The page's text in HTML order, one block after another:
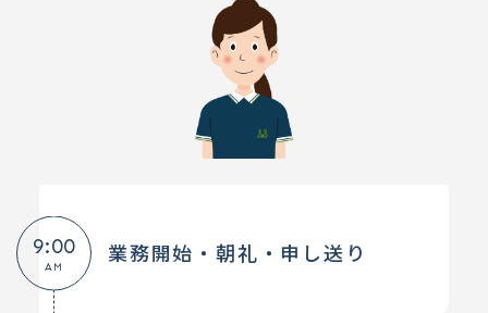
9:00
AM 業務開始・朝礼・申し送り